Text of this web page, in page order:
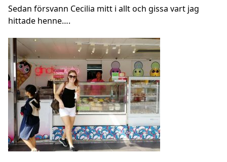
Sedan försvann Cecilia mitt i allt och gissa vart jag
hittade henne….